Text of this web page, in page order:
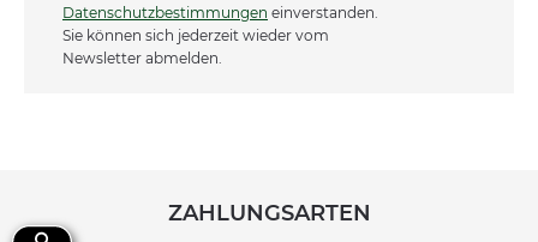
Datenschutzbestimmungen einverstanden.
Sie können sich jederzeit wieder vom
Newsletter abmelden.
ZAHLUNGSARTEN